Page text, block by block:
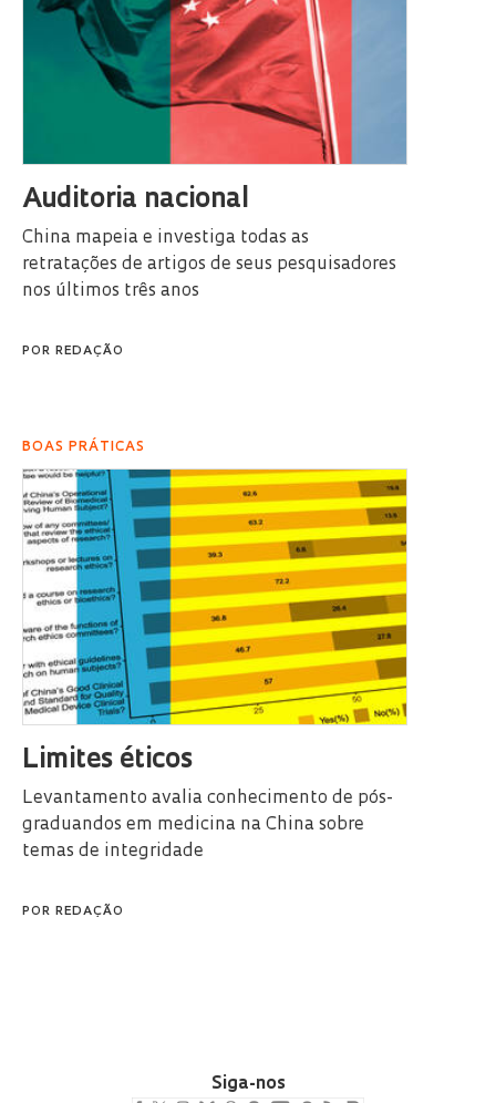
Auditoria nacional
China mapeia e investiga todas as
retratações de artigos de seus pesquisadores
nos últimos três anos
POR REDAÇÃO
BOAS PRÁTICAS
Limites éticos
Levantamento avalia conhecimento de pós-
graduandos em medicina na China sobre
temas de integridade
POR REDAÇÃO
Siga-nos